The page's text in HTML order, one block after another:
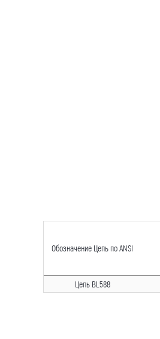
Обозначение Цепь по ANSI
Цепь BL588